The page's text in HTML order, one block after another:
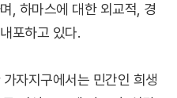
, 하마스에 대한 외교적, 경
포하고 있다.
자지구에서는 민간인 희생